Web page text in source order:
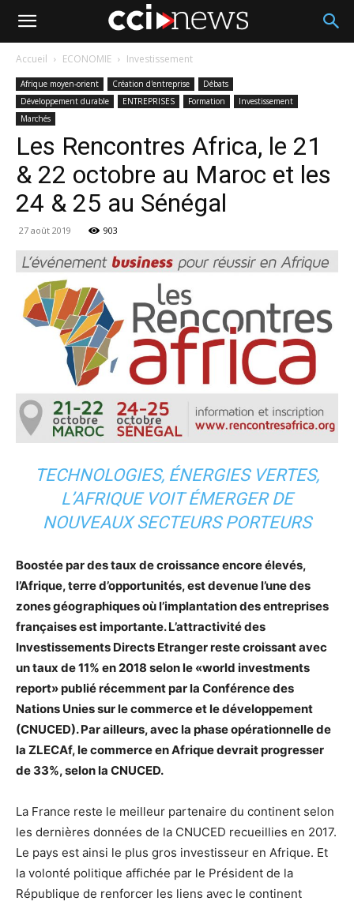
Accueil ECONOMIE Investissement
Afrique moyen-orient Création d'entreprise
Débats
Développement durable
ENTREPRISES Formation
Investissement
Marchés
Les Rencontres Africa, le 21
& 22 octobre au Maroc et les
24 & 25 au Sénégal
27 août 2019 903
TECHNOLOGIES, ÉNERGIES VERTES,
L’AFRIQUE VOIT ÉMERGER DE
NOUVEAUX SECTEURS PORTEURS
Boostée par des taux de croissance encore élevés,
l’Afrique, terre d’opportunités, est devenue l’une des
zones géographiques où l’implantation des entreprises
françaises est importante. L’attractivité des
Investissements Directs Etranger reste croissant avec
un taux de 11% en 2018 selon le «world investments
report» publié récemment par la Conférence des
Nations Unies sur le commerce et le développement
(CNUCED). Par ailleurs, avec la phase opérationnelle de
la ZLECAf, le commerce en Afrique devrait progresser
de 33%, selon la CNUCED.
La France reste le meilleur partenaire du continent selon
les dernières données de la CNUCED recueillies en 2017.
Le pays est ainsi le plus gros investisseur en Afrique. Et
la volonté politique affichée par le Président de la
République de renforcer les liens avec le continent